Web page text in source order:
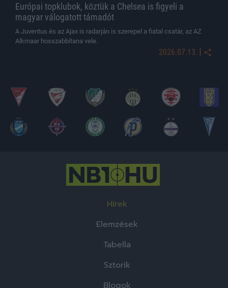
Európai topklubok, köztük a Chelsea is figyeli a
magyar válogatott támadót
A Juventus és az Ajax is radarján is szerepel a fiatal csatár, az AZ
Alkmaar hosszabbítana vele.
2026.07.13. |
Hírek
Elemzések
Tabella
Sztorik
Blogok